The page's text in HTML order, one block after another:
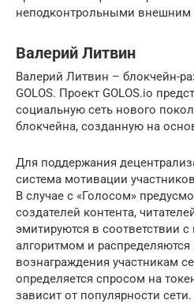
неподконтрольными внешним
Валерий Литвин
Валерий Литвин – блокчейн-
GOLOS. Проект GOLOS.io
социальную сеть нового
блокчейна, созданную на
Для поддержания
система мотивации
В случае с «Голосом»
создателей контента,
эмитируются в соответствии
алгоритмом и распределяются
вознаграждения участникам
определяется спросом на
зависит от популярности сети.